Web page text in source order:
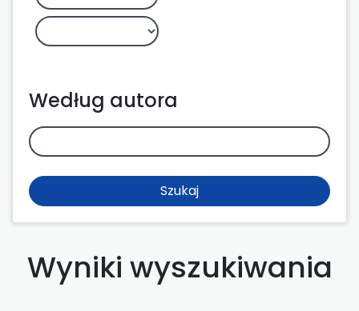
Według autora
Szukaj
Wyniki wyszukiwania